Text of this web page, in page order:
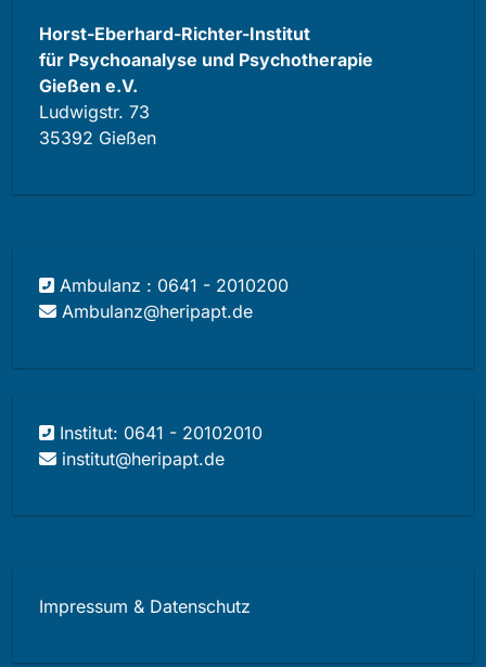
Horst-Eberhard-Richter-Institut
für Psychoanalyse und Psychotherapie
Gießen e.V.
Ludwigstr. 73
35392 Gießen
Ambulanz : 0641 - 2010200
Ambulanz@heripapt.de
Institut: 0641 - 20102010
institut@heripapt.de
Impressum & Datenschutz